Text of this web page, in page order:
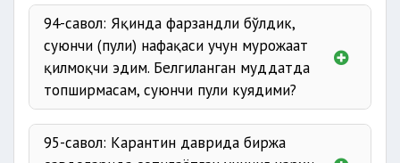
94-савол: Яқинда фарзандли бўлдик,
суюнчи (пули) нафақаси учун мурожаат
қилмоқчи эдим. Белгиланган муддатда
топширмасам, суюнчи пули куядими?
95-савол: Карантин даврида биржа